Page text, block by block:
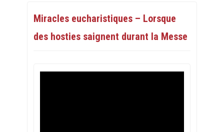
Miracles eucharistiques – Lorsque
des hosties saignent durant la Messe